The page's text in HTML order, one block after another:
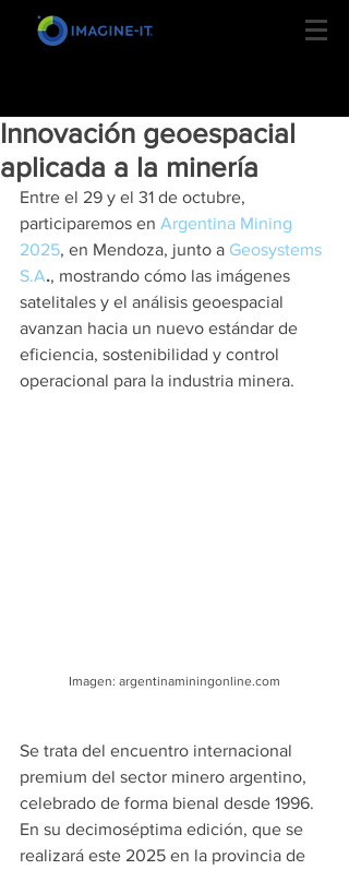
Innovación geoespacial
aplicada a la minería
Entre el 29 y el 31 de octubre,
participaremos en Argentina Mining
2025, en Mendoza, junto a Geosystems
S.A., mostrando cómo las imágenes
satelitales y el análisis geoespacial
avanzan hacia un nuevo estándar de
eficiencia, sostenibilidad y control
operacional para la industria minera.
Imagen: argentinaminingonline.com
Se trata del encuentro internacional
premium del sector minero argentino,
celebrado de forma bienal desde 1996.
En su decimoséptima edición, que se
realizará este 2025 en la provincia de